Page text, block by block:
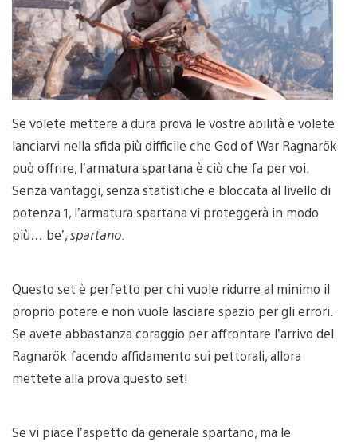
Se volete mettere a dura prova le vostre abilità e volete
lanciarvi nella sfida più difficile che God of War Ragnarök
può offrire, l’armatura spartana è ciò che fa per voi.
Senza vantaggi, senza statistiche e bloccata al livello di
potenza 1, l’armatura spartana vi proteggerà in modo
più… be’,spartano.
Questo set è perfetto per chi vuole ridurre al minimo il
proprio potere e non vuole lasciare spazio per gli errori.
Se avete abbastanza coraggio per affrontare l’arrivo del
Ragnarök facendo affidamento sui pettorali, allora
mettete alla prova questo set!
Se vi piace l’aspetto da generale spartano, ma le